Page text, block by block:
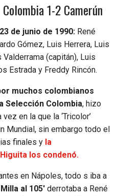
1-2 Camerún
de junio de 1990: René
Gómez, Luis Herrera, Luis
Valderrama (capitán), Luis
Estrada y Freddy Rincón.
muchos colombianos
Selección Colombia, hizo
en la que la ‘Tricolor’
Mundial, sin embargo todo el
finales y la
los condenó.
en Nápoles, todo s iba a
al 105′ derrotaba a René